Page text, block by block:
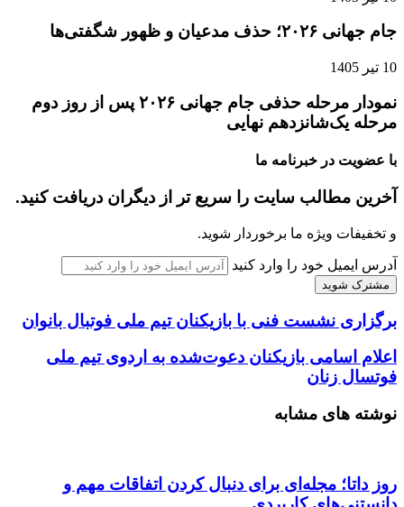
جام جهانی ۲۰۲۶؛ حذف مدعیان و ظهور شگفتی‌ها
10 تیر 1405
نمودار مرحله حذفی جام جهانی ۲۰۲۶ پس از روز دوم
مرحله یک‌شانزدهم نهایی
با عضویت در خبرنامه ما
آخرین مطالب سایت را سریع تر از دیگران دریافت کنید.
و تخفیفات ویژه ما برخوردار شوید.
آدرس ایمیل خود را وارد کنید
برگزاری نشست فنی با بازیکنان تیم ملی فوتبال بانوان
اعلام اسامی بازیکنان دعوت‌شده به اردوی تیم ملی
فوتسال زنان
نوشته های مشابه
روز داتا؛ مجله‌ای برای دنبال کردن اتفاقات مهم و